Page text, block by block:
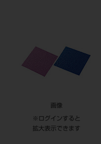
画像
※ログインすると
拡大表示できます